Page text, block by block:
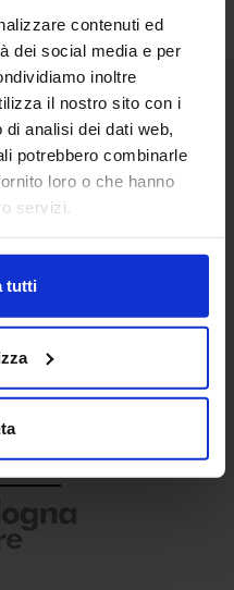
contenuti ed
dei social media e per
inoltre
il nostro sito con i
analisi dei dati web,
potrebbero combinarle
loro o che hanno
servizi.
tutti
srl